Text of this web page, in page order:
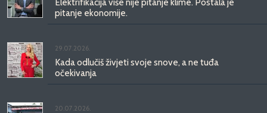
pitanje ekonomije.
29.07.2026.
Kada odlučiš živjeti svoje snove, a ne tuđa
očekivanja
20.07.2026.